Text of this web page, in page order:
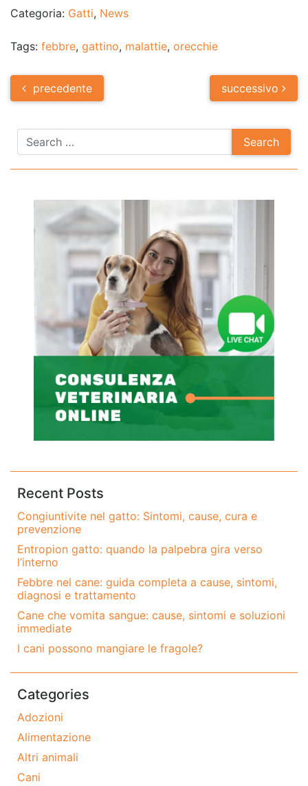
Categoria: Gatti, News
Tags: febbre, gattino, malattie, orecchie
Post
navigation
precedente successivo
Recent Posts
Congiuntivite nel gatto: Sintomi, cause, cura e
prevenzione
Entropion gatto: quando la palpebra gira verso
l’interno
Febbre nel cane: guida completa a cause, sintomi,
diagnosi e trattamento
Cane che vomita sangue: cause, sintomi e soluzioni
immediate
I cani possono mangiare le fragole?
Categories
Adozioni
Alimentazione
Altri animali
Cani